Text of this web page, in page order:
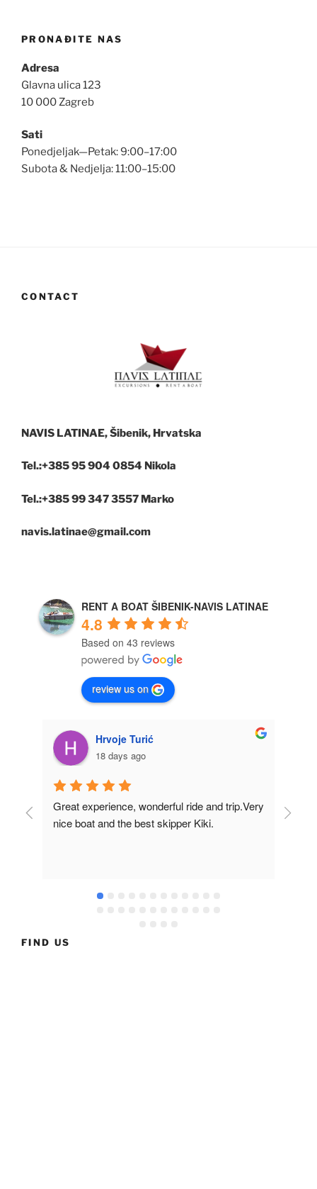
PRONAĐITE NAS
Adresa
Glavna ulica 123
10 000 Zagreb
Sati
Ponedjeljak—Petak: 9:00–17:00
Subota & Nedjelja: 11:00–15:00
CONTACT
NAVIS LATINAE, Šibenik, Hrvatska
Tel.:+385 95 904 0854 Nikola
Tel.:+385 99 347 3557 Marko
navis.latinae@gmail.com
RENT A BOAT ŠIBENIK-NAVIS LATINAE
4.8
Based on 43 reviews
review us on
Hrvoje Turić
18 days ago
Great experience, wonderful ride and trip.Very
nice boat and the best skipper Kiki.
FIND US